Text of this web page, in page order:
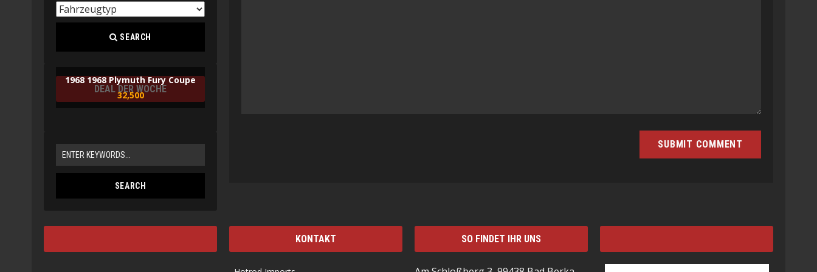
SEARCH
DEAL DER WOCHE
1968 1968 Plymuth Fury Coupe
32,500
KONTAKT SO FINDET IHR UNS